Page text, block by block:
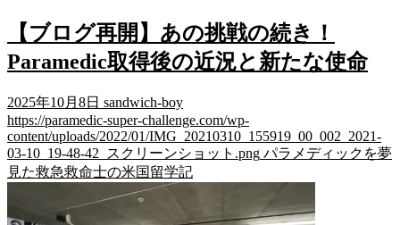
【ブログ再開】あの挑戦の続き！
Paramedic取得後の近況と新たな使命
2025年10月8日 sandwich-boy
https://paramedic-super-challenge.com/wp-
content/uploads/2022/01/IMG_20210310_155919_00_002_2021-
03-10_19-48-42_スクリーンショット.png パラメディックを夢
見た救急救命士の米国留学記